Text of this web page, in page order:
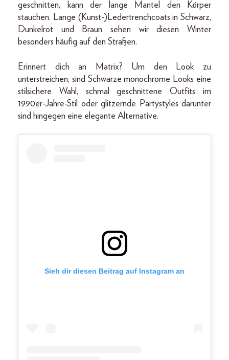
geschnitten, kann der lange Mantel den Körper
stauchen. Lange (Kunst-)Ledertrenchcoats in Schwarz,
Dunkelrot und Braun sehen wir diesen Winter
besonders häufig auf den Straßen.
Erinnert dich an Matrix? Um den Look zu
unterstreichen, sind Schwarze monochrome Looks eine
stilsichere Wahl, schmal geschnittene Outfits im
1990er-Jahre-Stil oder glitzernde Partystyles darunter
sind hingegen eine elegante Alternative.
Sieh dir diesen Beitrag auf Instagram an